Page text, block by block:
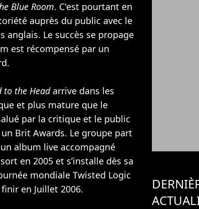
Blue Room. C'est pourtant en
auprès du public avec le
anglais. Le succès se propage
est récompensé par un
to the Headarrive dans les
et plus mature que le
par la critique et le public
Brit Awards. Le groupe part
album live accompagné
en 2005 et s’installe dès sa
mondiale Twisted Logic
en Juillet 2006.